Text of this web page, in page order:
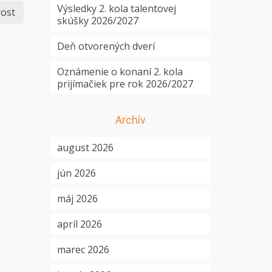
Výsledky 2. kola talentovej
skúšky 2026/2027
Deň otvorených dverí
Oznámenie o konaní 2. kola
prijímačiek pre rok 2026/2027
Archív
august 2026
jún 2026
máj 2026
apríl 2026
marec 2026